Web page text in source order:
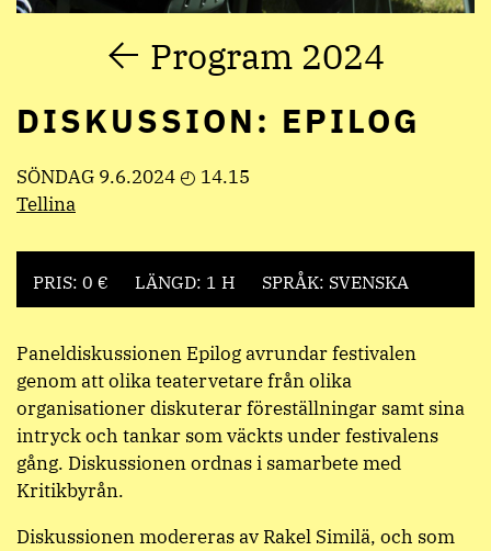
Program 2024
DISKUSSION: EPILOG
SÖNDAG 9.6.2024 ◴ 14.15
Tellina
PRIS: 0 € LÄNGD: 1 H SPRÅK: SVENSKA
Paneldiskussionen Epilog avrundar festivalen
genom att olika teatervetare från olika
organisationer diskuterar föreställningar samt sina
intryck och tankar som väckts under festivalens
gång. Diskussionen ordnas i samarbete med
Kritikbyrån.
Diskussionen modereras av Rakel Similä, och som